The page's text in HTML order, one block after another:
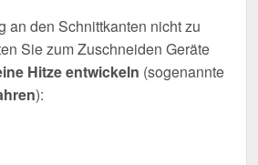
an den Schnittkanten nicht zu
Sie zum Zuschneiden Geräte
Hitze entwickeln (sogenannte
):